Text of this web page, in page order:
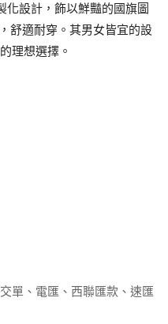
化設計，飾以鮮豔的國旗圖
舒適耐穿。其男女皆宜的設
理想選擇。
單、電匯、西聯匯款、速匯